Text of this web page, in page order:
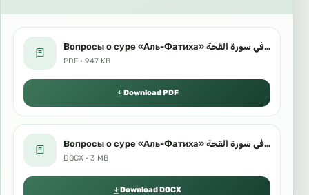
Вопросы о суре «Аль-Фатиха» سؤالان في سورة القحة Русский язык اللغة الروسية.pdf
PDF · 947 KB
Download PDF
Вопросы о суре «Аль-Фатиха» سؤالان في سورة القحة Русский язык اللغة الروسية.docx
DOCX · 3 MB
Download DOCX